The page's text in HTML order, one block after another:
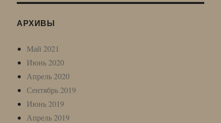
АРХИВЫ
Май 2021
Июнь 2020
Апрель 2020
Сентябрь 2019
Июнь 2019
Апрель 2019